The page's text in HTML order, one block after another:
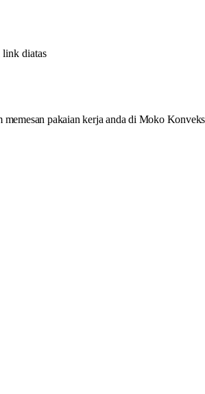
diatas
pakaian kerja anda di Moko